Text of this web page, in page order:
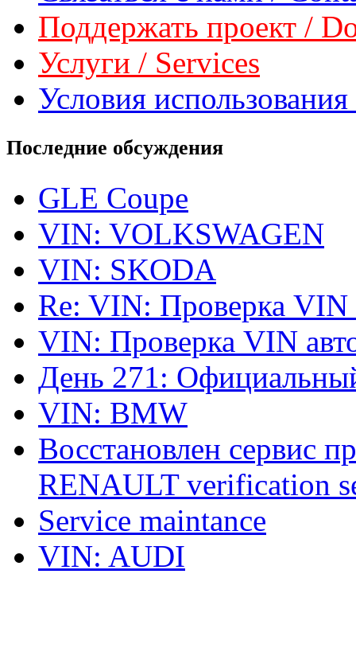
Поддержать проект /
Услуги / Services
Условия
Последние обсуждения
GLE Coupe
VIN: VOLKSWAGEN
VIN: SKODA
Re: VIN: Проверка VIN
VIN: Проверка VIN
День 271:
VIN: BMW
Восстановлен сервис
RENAULT verification
Service maintance
VIN: AUDI